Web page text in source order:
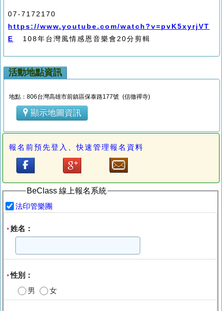
07-7172170
https://www.youtube.com/watch?v=pvK5xyrjVT
E
108年台灣風情感恩音樂會20分剪輯
活動地點資訊
地點：806台灣高雄市前鎮區保泰路177號 (信徹禪寺)
顯示地圖資訊
報名前預先登入、快速管理報名資料
BeClass 線上報名系統
法印管樂團
* 姓名：
*性別：
男
女